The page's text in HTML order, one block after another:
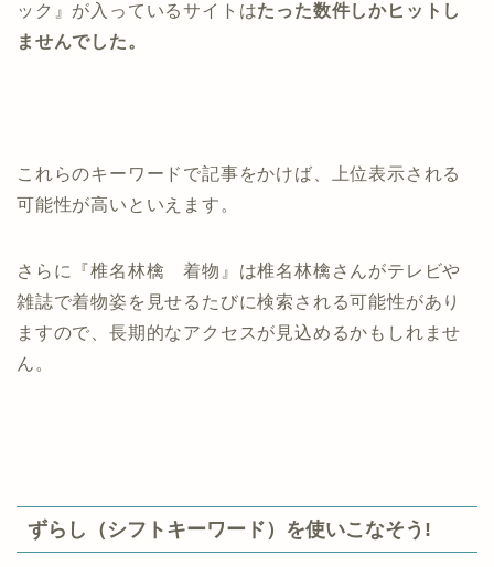
ック』が入っているサイトはたった数件しかヒットし
ませんでした。
これらのキーワードで記事をかけば、上位表示される
可能性が高いといえます。
さらに『椎名林檎 着物』は椎名林檎さんがテレビや
雑誌で着物姿を見せるたびに検索される可能性があり
ますので、長期的なアクセスが見込めるかもしれませ
ん。
ずらし（シフトキーワード）を使いこなそう!